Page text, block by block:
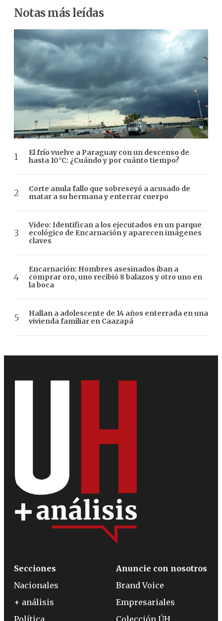
Notas más leídas
El frío vuelve a Paraguay con un descenso de
hasta 10°C: ¿Cuándo y por cuánto tiempo?
Corte anula fallo que sobreseyó a acusado de
matar a su hermana y enterrar cuerpo
Video: Identifican a los ejecutados en un parque
ecológico de Encarnación y aparecen imágenes
claves
Encarnación: Hombres asesinados iban a
comprar oro, uno recibió 8 balazos y otro uno en
la boca
Hallan a adolescente de 14 años enterrada en una
vivienda familiar en Caazapá
Secciones
Nacionales
+ análisis
Política
Anuncie con nosotros
Brand Voice
Empresariales
Colección ÚH